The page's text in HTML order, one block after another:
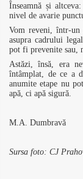
Înseamnă și
nivel de avarie
Vom reveni, într-un
asupra cadrului
pot fi prevenite sau,
Astăzi, însă, era
întâmplat, de ce a
anumite etape nu
apă, ci apă sigură.
M.A. Dumbravă
Sursa foto: CJ